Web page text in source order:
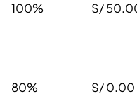
100% S/
80%
S/ 0.00